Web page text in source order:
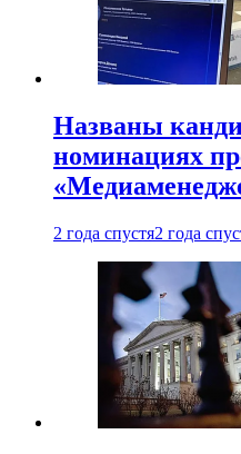
Названы
номинациях
2 года спустя2 года